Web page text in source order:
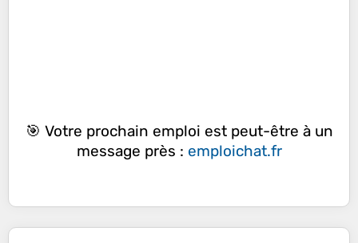
🎯 Votre prochain emploi est peut-être à un
message près : emploichat.fr